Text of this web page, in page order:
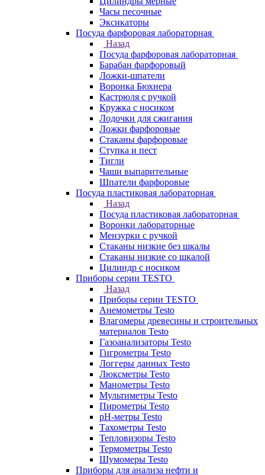
Часы песочные
Эксикаторы
Посуда фарфоровая лабораторная
Назад
Посуда фарфоровая лабораторная
Барабан фарфоровый
Ложки-шпатели
Воронка Бюхнера
Кастрюля с ручкой
Кружка с носиком
Лодочки для сжигания
Ложки фарфоровые
Стаканы фарфоровые
Ступка и пест
Тигли
Чаши выпарительные
Шпатели фарфоровые
Посуда пластиковая лабораторная
Назад
Посуда пластиковая лабораторная
Воронки лабораторные
Мензурки с ручкой
Стаканы низкие без шкалы
Стаканы низкие со шкалой
Цилиндр с носиком
Приборы серии TESTO
Назад
Приборы серии TESTO
Анемометры Testo
Влагомеры древесины и строительных
материалов Testo
Газоанализаторы Testo
Гигрометры Testo
Логгеры данных Testo
Люксметры Testo
Манометры Testo
Мультиметры Testo
Пирометры Testo
pH-метры Testo
Тахометры Testo
Тепловизоры Testo
Термометры Testo
Шумомеры Testo
Приборы для анализа нефти и